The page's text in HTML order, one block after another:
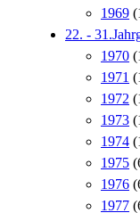
1969
22. -
1970
1971
1972
1973
1974
1975
1976
1977